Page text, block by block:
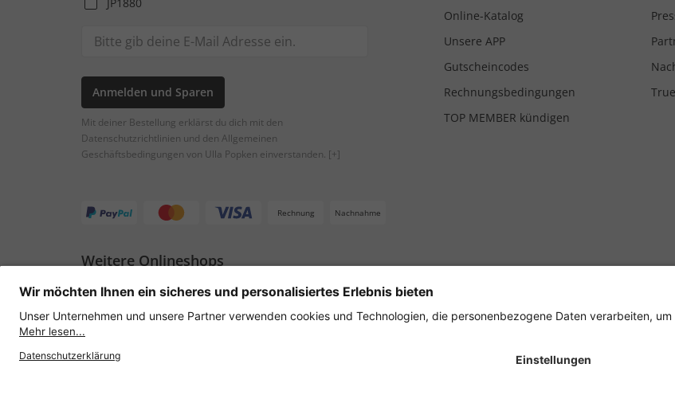
Anmelden und Sparen
Mit deiner Bestellung erklärst du dich mit den
Datenschutzrichtlinien und den Allgemeinen
Geschäftsbedingungen von Ulla Popken einverstanden. [+]
Online-Katalog
Unsere APP
Gutscheincodes
Rechnungsbedingungen
TOP MEMBER kündigen
Rechnung Nachnahme
Weitere Onlineshops
Österreich